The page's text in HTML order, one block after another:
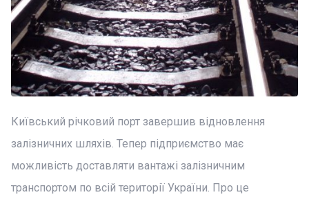
Київський річковий порт завершив відновлення
залізничних шляхів. Тепер підприємство має
можливість доставляти вантажі залізничним
транспортом по всій території України. Про це